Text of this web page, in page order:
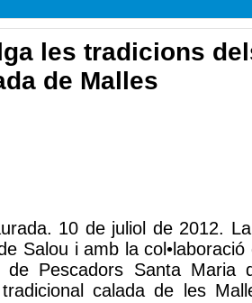
les tradicions
de Malles
10 de juliol de 2012.
Salou i amb la
Pescadors Santa Maria
calada de les